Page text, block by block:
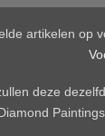
artikelen op
deze